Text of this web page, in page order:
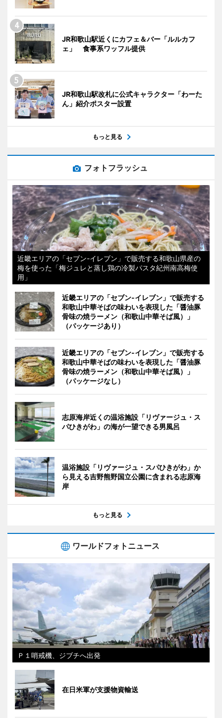
JR和歌山駅近くにカフェ＆バー「ルルカフ
ェ」 食事系ワッフル提供
JR和歌山駅改札に公式キャラクター「わーた
ん」紹介ポスター設置
もっと見る
フォトフラッシュ
近畿エリアの「セブン-イレブン」で販売する和歌山県産の
梅を使った「梅ジュレと蒸し鶏の冷製パスタ紀州南高梅使
用」
近畿エリアの「セブン-イレブン」で販売する
和歌山中華そばの味わいを表現した「醤油豚
骨味の焼ラーメン（和歌山中華そば風）」
（パッケージあり）
近畿エリアの「セブン-イレブン」で販売する
和歌山中華そばの味わいを表現した「醤油豚
骨味の焼ラーメン（和歌山中華そば風）」
（パッケージなし）
志原海岸近くの温浴施設「リヴァージュ・ス
パひきがわ」の海が一望できる男風呂
温浴施設「リヴァージュ・スパひきがわ」か
ら見える吉野熊野国立公園に含まれる志原海
岸
もっと見る
ワールドフォトニュース
Ｐ１哨戒機、ジブチへ出発
在日米軍が支援物資輸送